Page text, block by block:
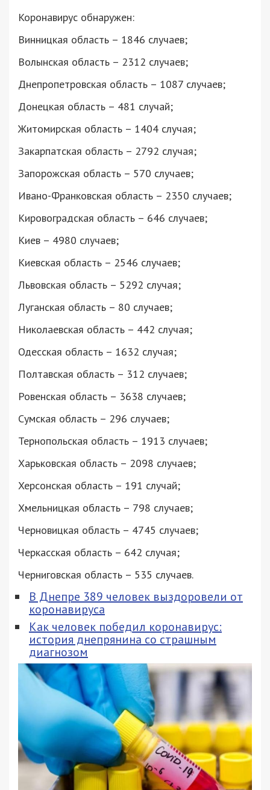
Коронавирус обнаружен:
Винницкая область – 1846 случаев;
Волынская область – 2312 случаев;
Днепропетровская область – 1087 случаев;
Донецкая область – 481 случай;
Житомирская область – 1404 случая;
Закарпатская область – 2792 случая;
Запорожская область – 570 случаев;
Ивано-Франковская область – 2350 случаев;
Кировоградская область – 646 случаев;
Киев – 4980 случаев;
Киевская область – 2546 случаев;
Львовская область – 5292 случая;
Луганская область – 80 случаев;
Николаевская область – 442 случая;
Одесская область – 1632 случая;
Полтавская область – 312 случаев;
Ровенская область – 3638 случаев;
Сумская область – 296 случаев;
Тернопольская область – 1913 случаев;
Харьковская область – 2098 случаев;
Херсонская область – 191 случай;
Хмельницкая область – 798 случаев;
Черновицкая область – 4745 случаев;
Черкасская область – 642 случая;
Черниговская область – 535 случаев.
В Днепре 389 человек выздоровели от
коронавируса
Как человек победил коронавирус:
история днепрянина со страшным
диагнозом